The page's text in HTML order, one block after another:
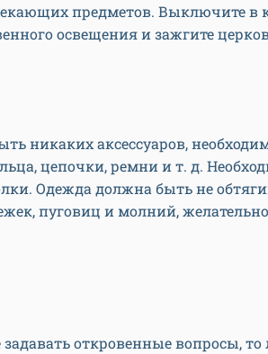
предметов. Выключите в
освещения и зажгите
никаких аксессуаров,
цепочки, ремни и т. д.
Одежда должна быть не
пуговиц и молний,
откровенные вопросы,